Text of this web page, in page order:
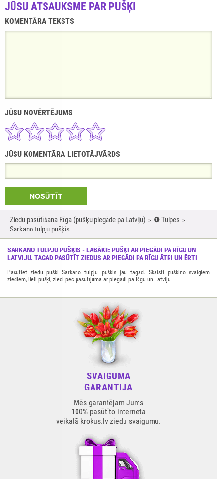
Ziedu pasūtīšana Rīga (pušķu piegāde pa Latviju)
❶ Tulpes
Sarkano tulpju pušķis
SARKANO TULPJU PUŠĶIS - LABĀKIE PUŠĶI AR PIEGĀDI PA RĪGU UN
LATVIJU. TAGAD PASŪTĪT ZIEDUS AR PIEGĀDI PA RĪGU ĀTRI UN ĒRTI
Pasūtiet ziedu pušķi Sarkano tulpju pušķis jau tagad. Skaisti pušķino svaigiem
ziediem, lieli pušķi, ziedi pēc pasūtījuma ar piegādi pa Rīgu un Latviju
JŪSU ATSAUKSME PAR PUŠĶI
KOMENTĀRA TEKSTS
JŪSU NOVĒRTĒJUMS
JŪSU KOMENTĀRA LIETOTĀJVĀRDS
NOSŪTĪT
SVAIGUMA
GARANTIJA
Mēs garantējam Jums
100% pasūtīto interneta
veikalā krokus.lv ziedu svaigumu.